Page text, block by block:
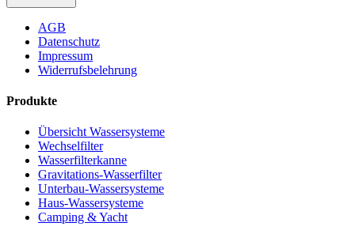
AGB
Datenschutz
Impressum
Widerrufsbelehrung
Produkte
Übersicht Wassersysteme
Wechselfilter
Wasserfilterkanne
Gravitations-Wasserfilter
Unterbau-Wassersysteme
Haus-Wassersysteme
Camping & Yacht